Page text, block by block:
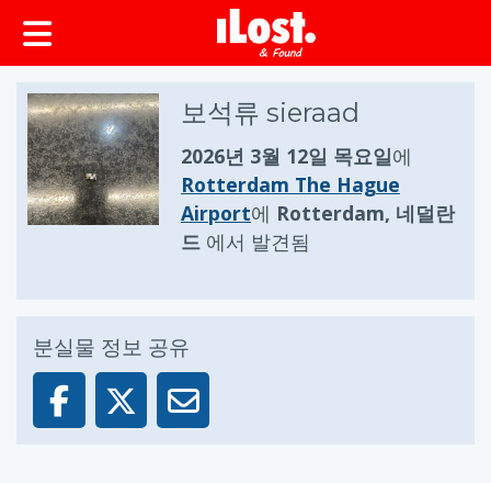
보석류 sieraad
2026년 3월 12일 목요일에
Rotterdam The Hague
Airport에 Rotterdam, 네덜란
드 에서 발견됨
분실물 정보 공유